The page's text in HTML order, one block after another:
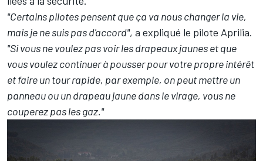
"Certains pilotes pensent que ça va nous changer la vie,
mais je ne suis pas d'accord", a expliqué le pilote Aprilia.
"Si vous ne voulez pas voir les drapeaux jaunes et que
vous voulez continuer à pousser pour votre propre intérêt
et faire un tour rapide, par exemple, on peut mettre un
panneau ou un drapeau jaune dans le virage, vous ne
couperez pas les gaz."